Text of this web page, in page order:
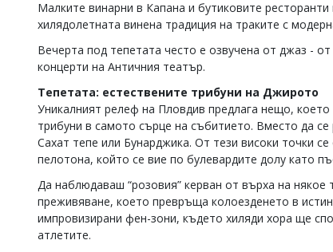
Малките винарни в Капана и бутиковите
хилядолетната винена традиция на траките с
Вечерта под тепетата често е озвучена от джаз -
концерти на Античния театър.
Тепетата: естествените трибуни на Джирото
Уникалният релеф на Пловдив предлага нещо,
трибуни в самото сърце на събитието. Вместо да
Сахат тепе или Бунарджика. От тези високи точки
пелотона, който се вие по булевардите долу като
Да наблюдаваш “розовия” керван от върха на
преживяване, което превръща колоезденето в
импровизирани фен-зони, където хиляди хора ще
атлетите.